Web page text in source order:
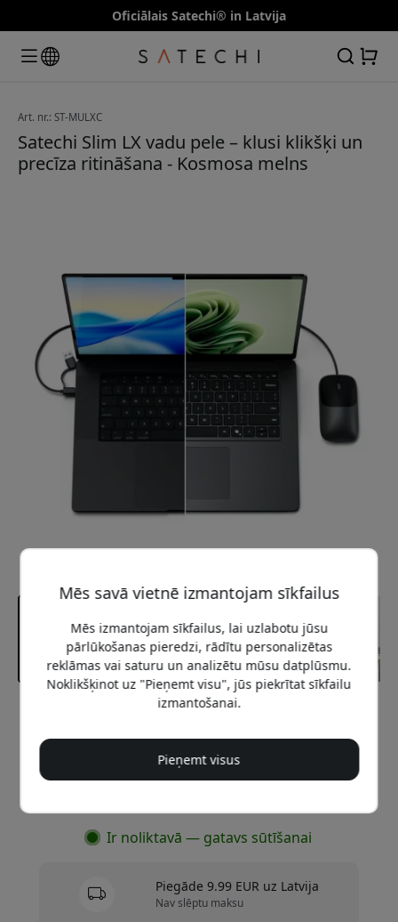
Oficiālais Satechi® in Latvija
Art. nr.: ST-MULXC
Satechi Slim LX vadu pele – klusi klikšķi un
precīza ritināšana - Kosmosa melns
29.99 EUR
Ir noliktavā — gatavs sūtīšanai
Piegāde 9.99 EUR uz Latvija
Nav slēptu maksu
Mēs savā vietnē izmantojam sīkfailus
Mēs izmantojam sīkfailus, lai uzlabotu jūsu
pārlūkošanas pieredzi, rādītu personalizētas
reklāmas vai saturu un analizētu mūsu datplūsmu.
Noklikšķinot uz "Pieņemt visu", jūs piekrītat sīkfailu
izmantošanai.
Pieņemt visus